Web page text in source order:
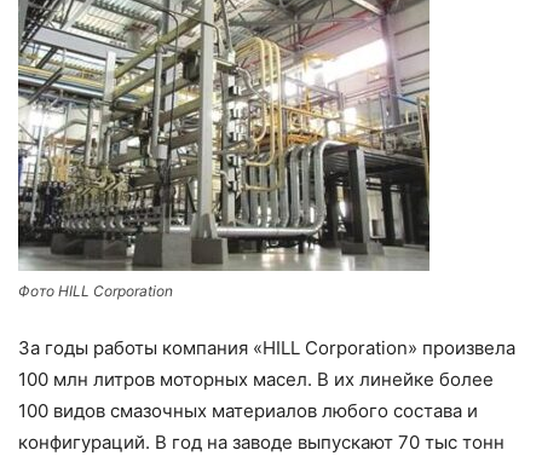
Фото HILL Corporation
За годы работы компания «HILL Corporation» произвела
100 млн литров моторных масел. В их линейке более
100 видов смазочных материалов любого состава и
конфигураций. В год на заводе выпускают 70 тыс тонн